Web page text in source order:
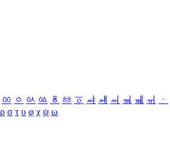
ㆀ ㆁ ㆂ ㆃ ㆄ ㆅ ㆆ ㆇ ㆈ ㆉ ㆊ ㆋ ㆌ ㆍ
ρ σ τ υ φ χ ψ ω